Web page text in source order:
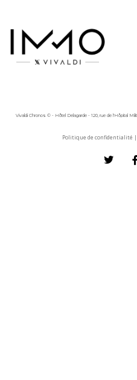
Vivaldi Chronos © - Hôtel Delagarde - 120, rue de l'Hôpital
Politique de confidentialité |